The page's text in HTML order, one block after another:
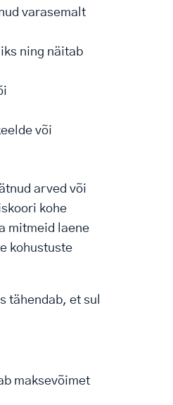
varasemalt
ning näitab
või
arved või
kohe
mitmeid laene
kohustuste
tähendab, et sul
maksevõimet